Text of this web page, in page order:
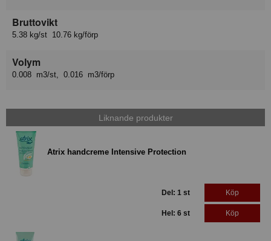
Bruttovikt
5.38 kg/st 10.76 kg/förp
Volym
0.008 m3/st, 0.016 m3/förp
Liknande produkter
Atrix handcreme Intensive Protection
Del: 1 st Köp
Hel: 6 st Köp